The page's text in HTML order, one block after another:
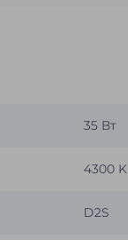
35 Вт
4300 K
D2S